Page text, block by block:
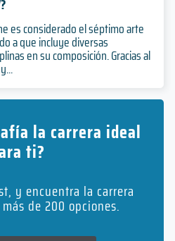
es considerado el séptimo arte
a que incluye diversas
en su composición. Gracias al
la carrera ideal
ti?
y encuentra la carrera
de 200 opciones.